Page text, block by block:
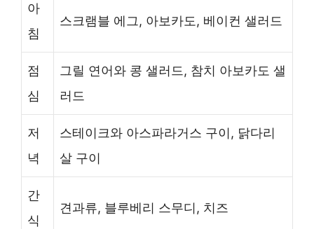
아
침
스크램블 에그, 아보카도, 베이컨 샐러드
점
심
그릴 연어와 콩 샐러드, 참치 아보카도 샐
러드
저
녁
스테이크와 아스파라거스 구이, 닭다리
살 구이
간
식
견과류, 블루베리 스무디, 치즈